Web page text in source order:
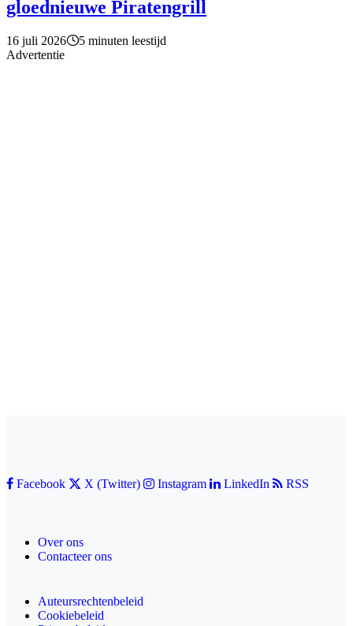
gloednieuwe Piratengrill
16 juli 2026
5 minuten leestijd
Advertentie
Facebook X (Twitter) Instagram LinkedIn RSS
Over ons
Contacteer ons
Auteursrechtenbeleid
Cookiebeleid